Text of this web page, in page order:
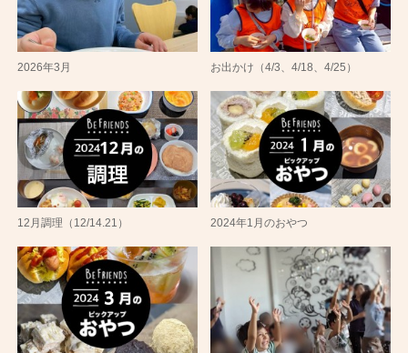
2026年3月 お出かけ（4/3、4/18、4/25）
12月調理（12/14.21） 2024年1月のおやつ